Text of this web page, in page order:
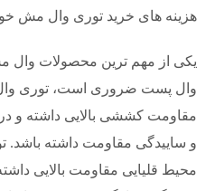
هزینه های خرید توری وال مش
یکی از مهم ترین محصولات وال
وال پست ضروری است، توری
مقاومت کششی بالایی داشته و
و ساییدگی مقاومت داشته باشد.
محیط قلیایی مقاومت بالایی